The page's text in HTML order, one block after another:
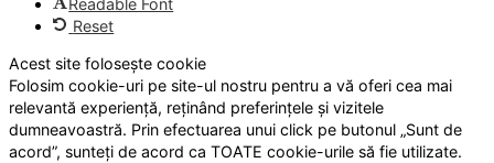
Readable Font
Reset
Acest site folosește cookie
Folosim cookie-uri pe site-ul nostru pentru a vă oferi cea mai
relevantă experiență, reținând preferințele și vizitele
dumneavoastră. Prin efectuarea unui click pe butonul „Sunt de
acord”, sunteți de acord ca TOATE cookie-urile să fie utilizate.